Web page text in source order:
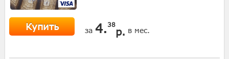
Купить за 4. 38
р. в мес.